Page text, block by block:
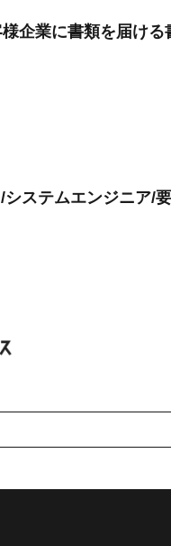
企業に書類を届ける
ステムエンジニア/